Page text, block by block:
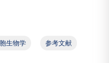
生物学 参考文献